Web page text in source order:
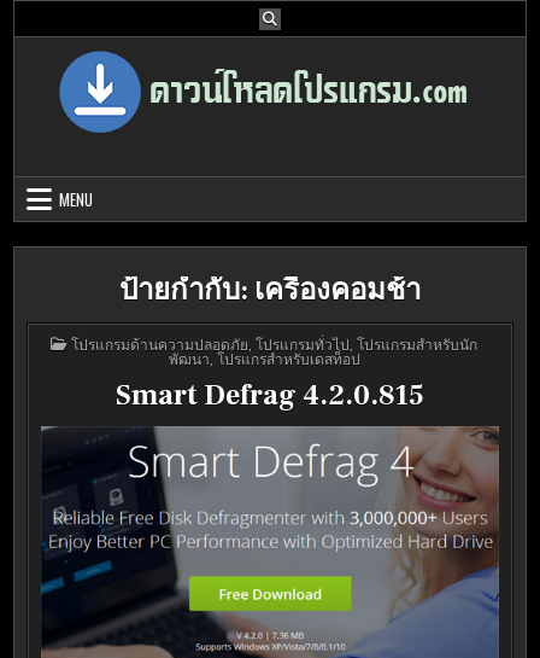
โปรแกรมฟรี
MENU
ป้ายกำกับ: เครื่องคอมช้า
POSTED
IN
โปรแกรมด้านความปลอดภัย โปรแกรมทั่วไป โปรแกรมสำหรับนัก
พัฒนา ,โปรแกรสำหรับเดสท็อป
Smart Defrag 4.2.0.815